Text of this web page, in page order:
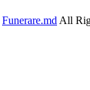
Funerare.md All